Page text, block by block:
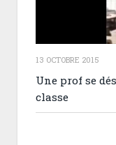
13 OCTOBRE 2015
Une prof se
classe